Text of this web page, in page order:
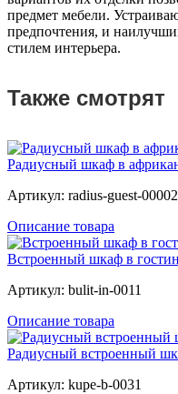
предмет мебели.
предпочтения, и
стилем интерьера.
Также смотрят
Радиусный шкаф в
Артикул: radius-guest-00002
Описание товара
Встроенный шкаф в
Артикул: bulit-in-0011
Описание товара
Радиусный встроенный
Артикул: kupe-b-0031